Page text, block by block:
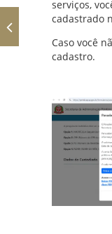
serviços,
cadastrado
Caso você
cadastro.